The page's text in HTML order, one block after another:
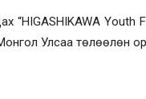
“HIGASHIKAWA
Улсаа төлөөлөн